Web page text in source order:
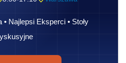
Najlepsi Eksperci • Stoły